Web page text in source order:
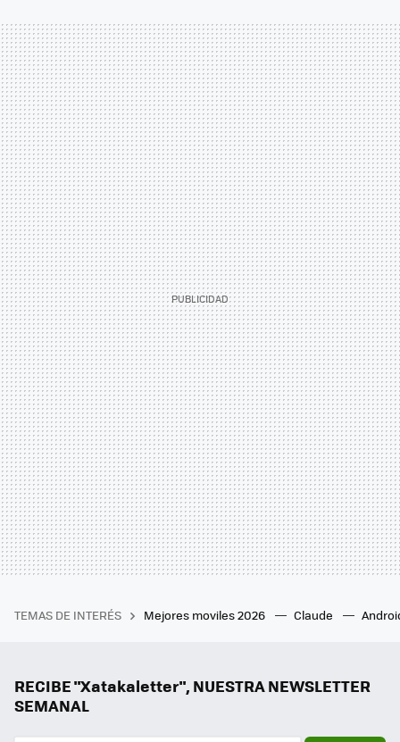
TEMAS DE INTERÉS Mejores moviles 2026 Claude
RECIBE "Xatakaletter", NUESTRA NEWSLETTER
SEMANAL